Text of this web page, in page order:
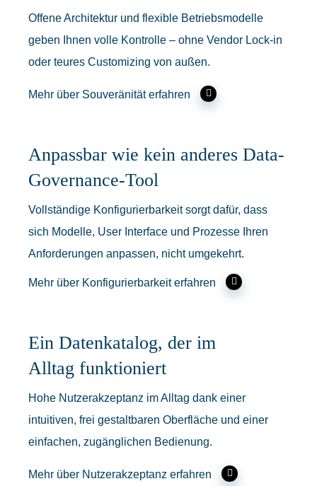
Offene Architektur und flexible Betriebsmodelle
geben Ihnen volle Kontrolle – ohne Vendor Lock-in
oder teures Customizing von außen.
Mehr über Souveränität erfahren
Anpassbar wie kein anderes Data-
Governance-Tool
Vollständige Konfigurierbarkeit sorgt dafür, dass
sich Modelle, User Interface und Prozesse Ihren
Anforderungen anpassen, nicht umgekehrt.
Mehr über Konfigurierbarkeit erfahren
Ein Datenkatalog, der im
Alltag funktioniert
Hohe Nutzerakzeptanz im Alltag dank einer
intuitiven, frei gestaltbaren Oberfläche und einer
einfachen, zugänglichen Bedienung.
Mehr über Nutzerakzeptanz erfahren